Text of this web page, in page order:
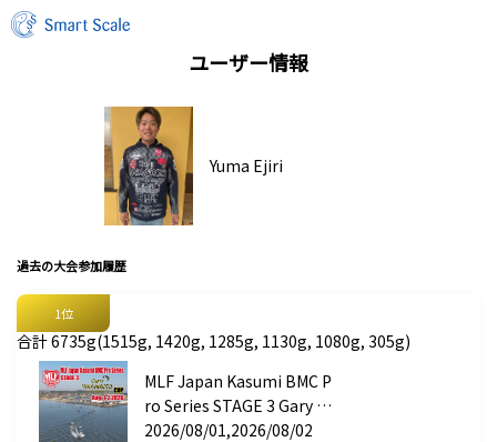
ユーザー情報
Yuma Ejiri
過去の大会参加履歴
1位
合計 6735g(1515g, 1420g, 1285g, 1130g, 1080g, 305g)
MLF Japan Kasumi BMC P
ro Series STAGE 3 Gary In
ternational CUP
2026/08/01,2026/08/02